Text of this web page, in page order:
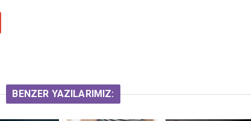
BENZER YAZILARIMIZ: